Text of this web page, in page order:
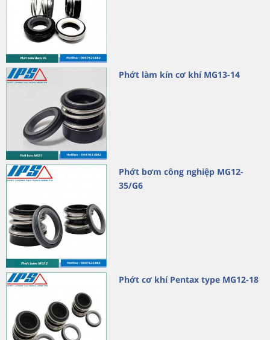
Phớt làm kín cơ khí MG13-14
Phớt bơm công nghiệp MG12-
35/G6
Phớt cơ khí Pentax type MG12-18